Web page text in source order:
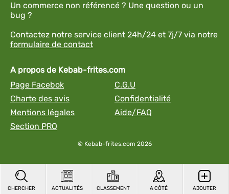
CHERCHER ACTUALITÉS CLASSEMENT A CÔTÉ AJOUTER
Un commerce non référencé ? Une question ou un
bug ?
Contactez notre service client 24h/24 et 7j/7 via notre
formulaire de contact
A propos de Kebab-frites.com
Page Facebok
C.G.U
Charte des avis
Confidentialité
Mentions légales
Aide/FAQ
Section PRO
© Kebab-frites.com 2026